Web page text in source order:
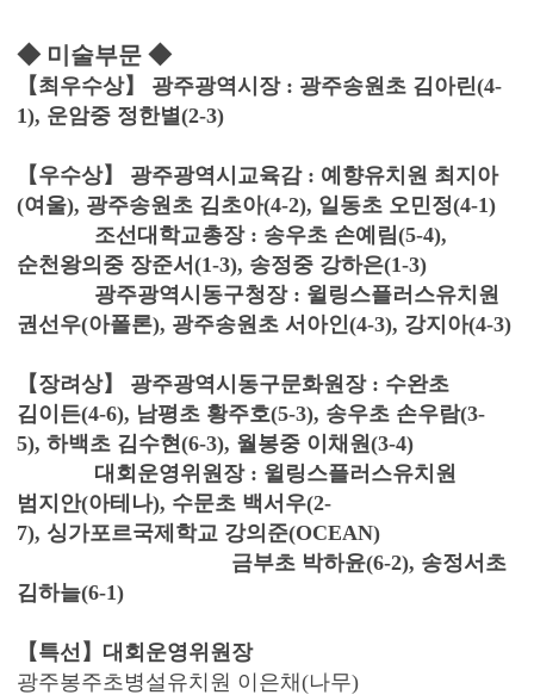
◆ 미술부문 ◆
【최우수상】 광주광역시장 : 광주송원초 김아린(4-
1), 운암중 정한별(2-3)
【우수상】 광주광역시교육감 : 예향유치원 최지아
(여울), 광주송원초 김초아(4-2), 일동초 오민정(4-1)
조선대학교총장 : 송우초 손예림(5-4),
순천왕의중 장준서(1-3), 송정중 강하은(1-3)
광주광역시동구청장 : 윌링스플러스유치원
권선우(아폴론), 광주송원초 서아인(4-3), 강지아(4-3)
【장려상】 광주광역시동구문화원장 : 수완초
김이든(4-6), 남평초 황주호(5-3), 송우초 손우람(3-
5), 하백초 김수현(6-3), 월봉중 이채원(3-4)
대회운영위원장 : 윌링스플러스유치원
범지안(아테나), 수문초 백서우(2-
7), 싱가포르국제학교 강의준(OCEAN)
금부초 박하윤(6-2), 송정서초
김하늘(6-1)
【특선】대회운영위원장
광주봉주초병설유치원 이은채(나무)